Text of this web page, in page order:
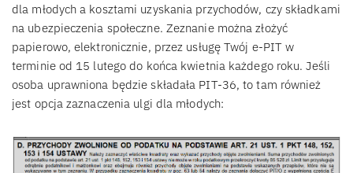
dla młodych a kosztami uzyskania przychodów, czy składkami
na ubezpieczenia społeczne. Zeznanie można złożyć
papierowo, elektronicznie, przez usługę Twój e-PIT w
terminie od 15 lutego do końca kwietnia każdego roku. Jeśli
osoba uprawniona będzie składała PIT-36, to tam również
jest opcja zaznaczenia ulgi dla młodych: